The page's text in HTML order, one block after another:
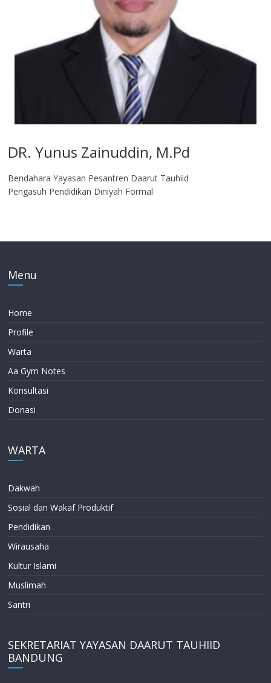
DR. Yunus Zainuddin, M.Pd
Bendahara Yayasan Pesantren Daarut Tauhiid
Pengasuh Pendidikan Diniyah Formal
Menu
Home
Profile
Warta
Aa Gym Notes
Konsultasi
Donasi
WARTA
Dakwah
Sosial dan Wakaf Produktif
Pendidikan
Wirausaha
Kultur Islami
Muslimah
Santri
SEKRETARIAT YAYASAN DAARUT TAUHIID
BANDUNG